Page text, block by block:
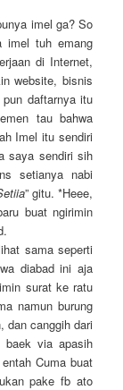
imel ga? So
imel tuh emang
di Internet,
website, bisnis
daftarnya itu
tau bahwa
Imel itu sendiri
saya sendiri sih
setianya nabi
” gitu. *Heee,
buat ngirimin
sama seperti
diabad ini aja
surat ke ratu
namun burung
dan canggih dari
baek via apasih
Cuma buat
pake fb ato